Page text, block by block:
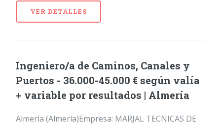
VER DETALLES
Ingeniero/a de Caminos, Canales y
Puertos - 36.000-45.000 € según valía
+ variable por resultados | Almería
Almería (Almería)Empresa: MARJAL TECNICAS DE